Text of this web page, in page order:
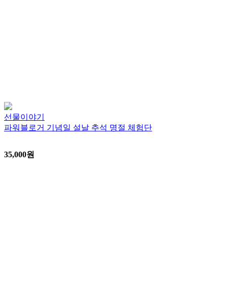
선물이야기
파워블로거 기념일 설날 추석 명절 체험단
35,000원